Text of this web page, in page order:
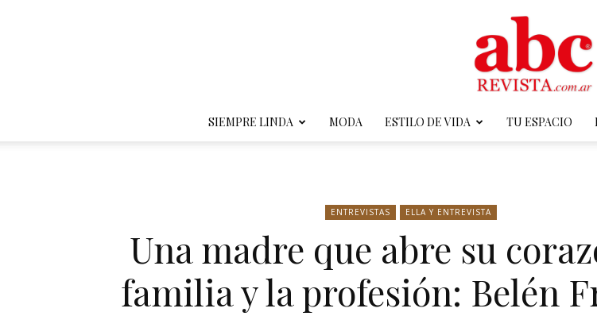
Revista
SIEMPRE LINDA MODA ESTILO DE VIDA TU ESPACIO
ENTREVISTAS ELLA Y ENTREVISTA
Una madre que abre su
familia y la profesión: Belén